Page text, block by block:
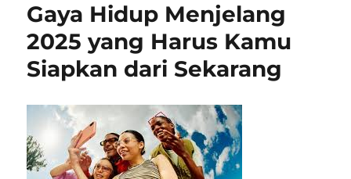
Tren
Tips
untuk
Hidup
Sehat
dan
Bahagia
Gaya Hidup Menjelang
2025 yang Harus Kamu
Siapkan dari Sekarang